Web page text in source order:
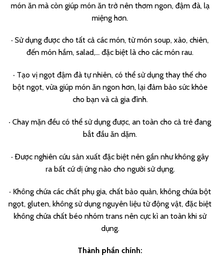
món ăn mà còn giúp món ăn trở nên thơm ngon, đậm đà, lạ
miệng hơn.
· Sử dụng được cho tất cả các món, từ món soup, xào, chiên,
đến món hầm, salad,… đặc biệt là cho các món rau.
· Tạo vị ngọt đậm đà tự nhiên, có thể sử dụng thay thế cho
bột ngọt, vừa giúp món ăn ngon hơn, lại đảm bảo sức khỏe
cho bạn và cả gia đình.
· Chay mặn đều có thể sử dụng được, an toàn cho cả trẻ đang
bắt đầu ăn dặm.
· Được nghiên cứu sản xuất đặc biệt nên gần như không gây
ra bất cứ dị ứng nào cho người sử dụng.
· Không chứa các chất phụ gia, chất bảo quản, không chứa bột
ngọt, gluten, không sử dụng nguyên liệu từ động vật, đặc biệt
không chứa chất béo nhóm trans nên cực kì an toàn khi sử
dụng.
Thành phần chính: